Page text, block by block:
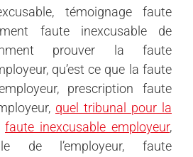
témoignage faute
faute inexcusable de
prouver la faute
qu’est ce que la faute
prescription faute
quel tribunal pour la
faute inexcusable employeur,
de l’employeur, faute